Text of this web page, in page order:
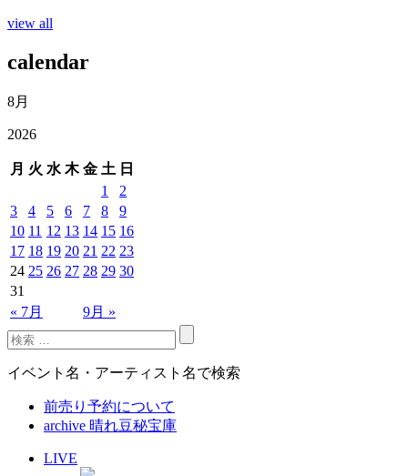
view all
calendar
8月
2026
月 火 水 木 金 土 日
« 7月 9月 »
1
2
3
4 5 6 7 8
9
10 11 12 13 14 15 16
17 18 19 20 21 22 23
24 25 26 27 28 29 30
31
イベント名・アーティスト名で検索
前売り予約について
archive 晴れ豆秘宝庫
LIVE